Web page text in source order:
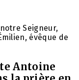
Seigneur,
évêque de
Antoine